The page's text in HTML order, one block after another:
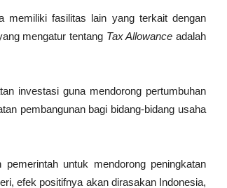
memiliki fasilitas lain yang terkait dengan
mengatur tentang Tax Allowance adalah
investasi guna mendorong pertumbuhan
pembangunan bagi bidang-bidang usaha
untuk mendorong peningkatan
efek positifnya akan dirasakan Indonesia,